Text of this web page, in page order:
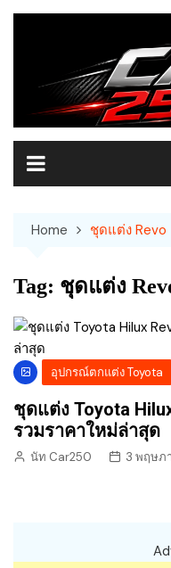
Skip
Home ชุดแต่ง Revo
Tag: ชุดแต่ง
อุปกรณ์ตกแต่ง Toyota
ชุดแต่ง Toyota
รวมราคาใหม่ล่าสุด
นัท Car250 3 พฤษภ